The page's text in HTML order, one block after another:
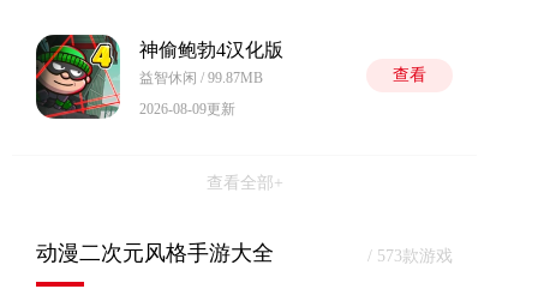
神偷鲍勃4汉化版
益智休闲 / 99.87MB
2026-08-09更新
查看
查看全部+
动漫二次元风格手游大全 / 573款游戏